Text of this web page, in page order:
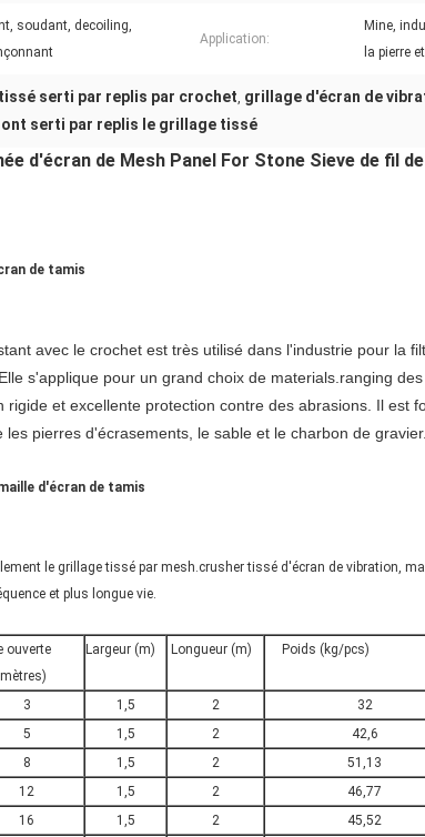
soudant, decoiling,
Application:
Mine,
la pierre
serti par replis par crochet, grillage d'écran de
ont serti par replis le grillage tissé
d'écran de Mesh Panel For Stone Sieve de fil
de tamis
avec le crochet est très utilisé dans l'industrie pour la
s'applique pour un grand choix de materials.ranging
rigide et excellente protection contre des abrasions. Il est
pierres d'écrasements, le sable et le charbon de gravier.
d'écran de tamis
le grillage tissé par mesh.crusher tissé d'écran de vibration,
et plus longue vie.
ouverte
Largeur (m) Longueur (m) Poids (kg/pcs)
3 1,5 2
32
5 1,5 2
42,6
8 1,5 2
51,13
12 1,5 2
46,77
16 1,5 2
45,52